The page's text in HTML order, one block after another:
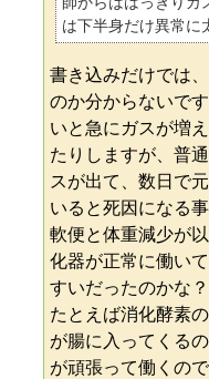
は下半身だけ異常に
書き込みだけでは
のか分からないで
いと急にガスが増
たりしますが、普
スが出て、数日で
いると死因になる事
軟便と体重減少が
化器が正常に働い
すいだったのかな
たとえば消化酵素
が腸に入ってくる
が頑張って働くの